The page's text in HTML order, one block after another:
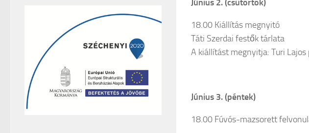
Június 2. (csütörtök)
18.00 Kiállítás megnyitó
Táti Szerdai festők tárlata
A kiállítást megnyitja: Turi
Június 3. (péntek)
18.00 Fúvós-mazsorett